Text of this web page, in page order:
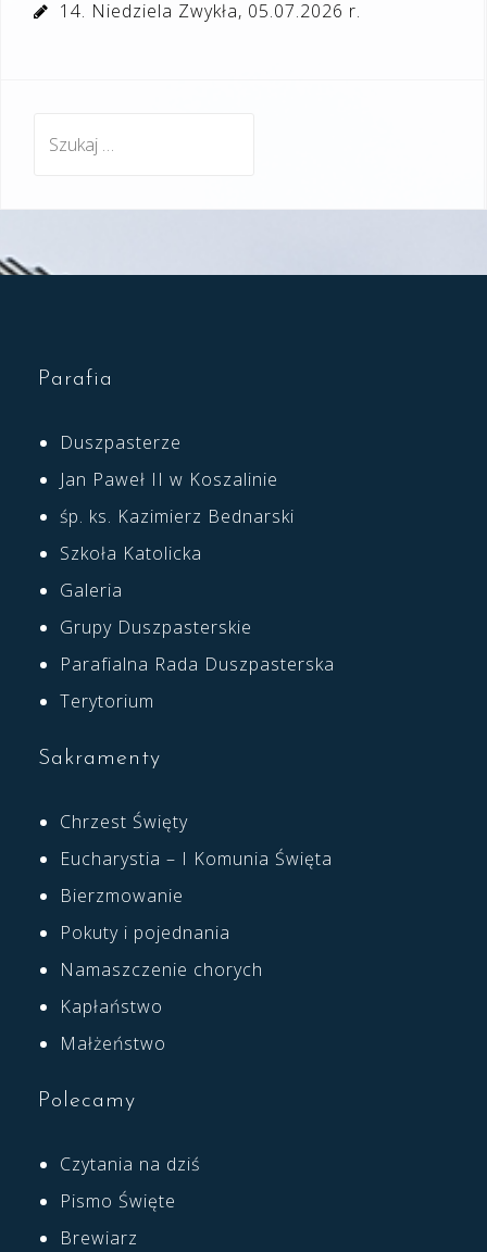
14. Niedziela Zwykła, 05.07.2026 r.
Parafia
Duszpasterze
Jan Paweł II w Koszalinie
śp. ks. Kazimierz Bednarski
Szkoła Katolicka
Galeria
Grupy Duszpasterskie
Parafialna Rada Duszpasterska
Terytorium
Sakramenty
Chrzest Święty
Eucharystia – I Komunia Święta
Bierzmowanie
Pokuty i pojednania
Namaszczenie chorych
Kapłaństwo
Małżeństwo
Polecamy
Czytania na dziś
Pismo Święte
Brewiarz